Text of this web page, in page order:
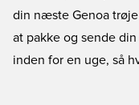
din næste Genoa trøje
at pakke og sende
inden for en uge, så